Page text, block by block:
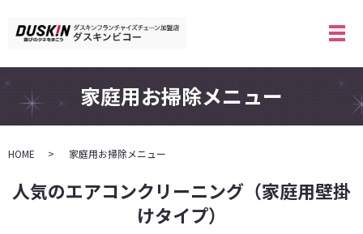
メ
家庭用お掃除メニュー
HOME 家庭用お掃除メニュー
人気のエアコンクリーニング（家庭用壁掛
けタイプ）